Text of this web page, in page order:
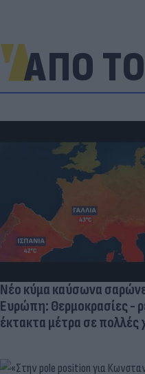
ΑΠΟ
Νέο κύμα καύσωνα
Ευρώπη: Θερμοκρασίες -
έκτακτα μέτρα σε πολλές